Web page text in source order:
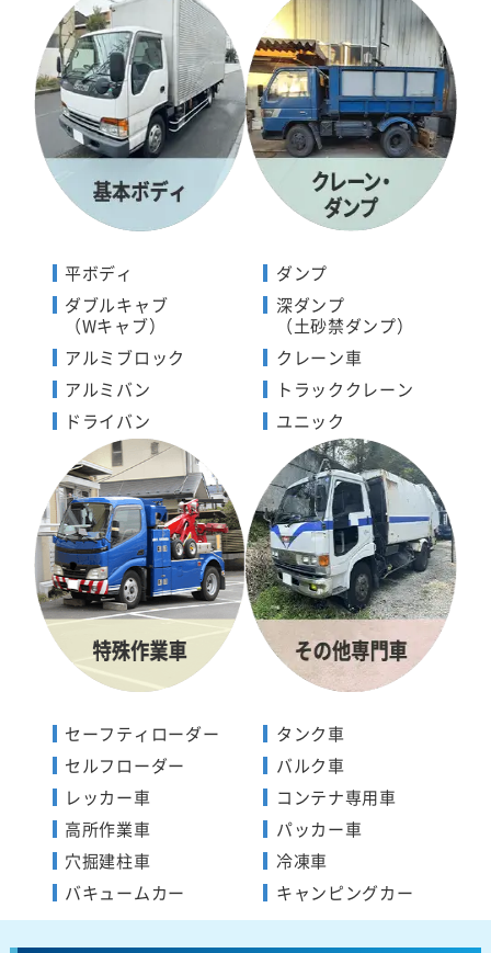
平ボディ
ダブルキャブ
（Wキャブ）
アルミブロック
アルミバン
ドライバン
ダンプ
深ダンプ
（土砂禁ダンプ）
クレーン車
トラッククレーン
ユニック
セーフティローダー
セルフローダー
レッカー車
高所作業車
穴掘建柱車
バキュームカー
タンク車
バルク車
コンテナ専用車
パッカー車
冷凍車
キャンピングカー